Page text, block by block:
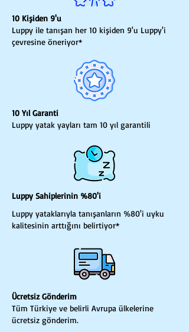
10 Kişiden 9'u
Luppy ile tanışan her 10 kişiden 9'u Luppy'i
çevresine öneriyor*
10 Yıl Garanti
Luppy yatak yayları tam 10 yıl garantili
Luppy Sahiplerinin %80'i
Luppy yataklarıyla tanışanların %80'i uyku
kalitesinin arttığını belirtiyor*
Ücretsiz Gönderim
Tüm Türkiye ve belirli Avrupa ülkelerine
ücretsiz gönderim.